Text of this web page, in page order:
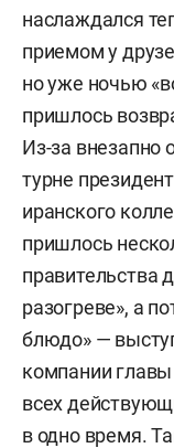
наслаждался
приемом у
но уже ночью
пришлось
Из-за внезапно
турне
иранского
пришлось
правительства
разогреве», а
блюдо» —
компании
всех
в одно время.